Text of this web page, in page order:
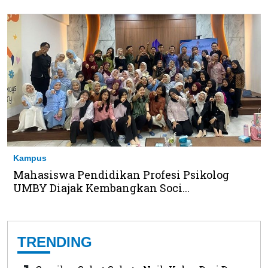
Kampus
Mahasiswa Pendidikan Profesi Psikolog
UMBY Diajak Kembangkan Soci...
TRENDING